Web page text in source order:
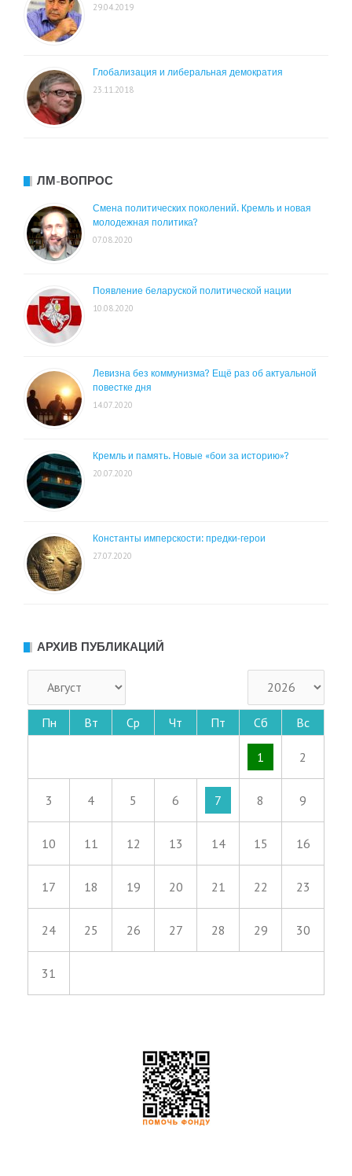
29.04.2019
Глобализация и либеральная демократия
23.11.2018
ЛМ-ВОПРОС
Смена политических поколений. Кремль и новая
молодежная политика?
07.08.2020
Появление беларуской политической нации
10.08.2020
Левизна без коммунизма? Ещё раз об актуальной
повестке дня
14.07.2020
Кремль и память. Новые «бои за историю»?
20.07.2020
Константы имперскости: предки-герои
27.07.2020
АРХИВ ПУБЛИКАЦИЙ
Пн Вт Ср Чт Пт Сб Вс
1 2
3 4 5 6 7 8 9
10 11 12 13 14 15 16
17 18 19 20 21 22 23
24 25 26 27 28 29 30
31